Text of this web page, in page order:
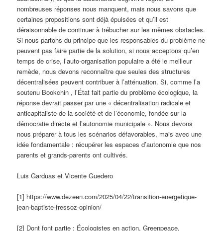
nombreuses réponses nous manquent, mais nous savons que
certaines propositions sont déjà épuisées et qu’il est
déraisonnable de continuer à trébucher sur les mêmes obstacles.
Si nous partons du principe que les responsables du problème ne
peuvent pas faire partie de la solution, si nous acceptons qu’en
temps de crise, l’auto-organisation populaire a été le meilleur
remède, nous devons reconnaître que seules des structures
décentralisées peuvent contribuer à l’atténuation. Si, comme l’a
soutenu Bookchin , l’État fait partie du problème écologique, la
réponse devrait passer par une « décentralisation radicale et
anticapitaliste de la société et de l’économie, fondée sur la
démocratie directe et l’autonomie municipale ». Nous devons
nous préparer à tous les scénarios défavorables, mais avec une
idée fondamentale : récupérer les espaces d’autonomie que nos
parents et grands-parents ont cultivés.
Luis Garduas et Vicente Guedero
[1] https://www.dezeen.com/2025/04/22/transition-energetique-
jean-baptiste-fressoz-opinion/
[2] Dont font partie : Écologistes en action, Greenpeace,